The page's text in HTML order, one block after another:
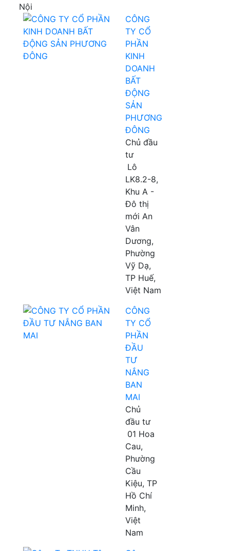
Nội
CÔNG
TY CỔ
PHẦN
KINH
DOANH
BẤT
ĐỘNG
SẢN
PHƯƠNG
ĐÔNG
Chủ đầu
tư
Lô
LK8.2-8,
Khu A -
Đô thị
mới An
Vân
Dương,
Phường
Vỹ Dạ,
TP Huế,
Việt Nam
CÔNG
TY CỔ
PHẦN
ĐẦU
TƯ
NẮNG
BAN
MAI
Chủ
đầu tư
01 Hoa
Cau,
Phường
Cầu
Kiệu, TP
Hồ Chí
Minh,
Việt
Nam